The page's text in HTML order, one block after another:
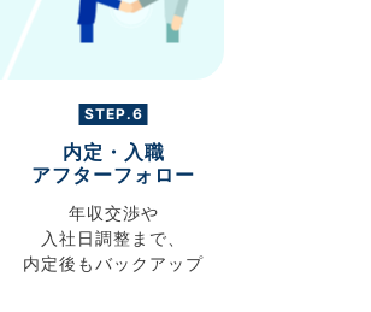
STEP.6
内定・入職
アフターフォロー
年収交渉や
入社日調整まで、
内定後もバックアップ